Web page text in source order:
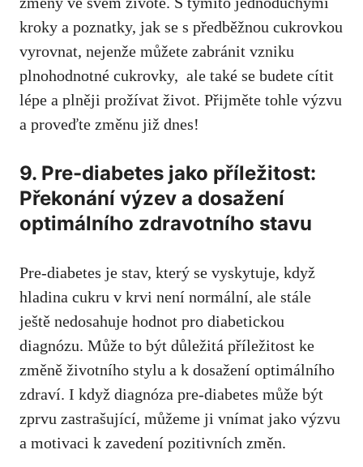
kroky ‌a poznatky, jak se s ⁣předběžnou cukrovkou
vyrovnat, nejenže ⁢můžete ⁤zabránit vzniku
plnohodnotné cukrovky, ​ ale také se budete cítit
lépe a ‍plněji prožívat ‍život.⁣ Přijměte tohle výzvu
a proveďte změnu již dnes!
9. Pre-diabetes ⁣jako příležitost:
⁤Překonání výzev a dosažení
optimálního zdravotního stavu
Pre-diabetes je stav, který se vyskytuje, když⁣
hladina⁢ cukru v krvi není normální, ⁣ale stále
ještě nedosahuje hodnot ⁤pro diabetickou
diagnózu. Může to být důležitá příležitost​ ke
změně životního⁢ stylu a k dosažení optimálního
zdraví.​ I⁤ když diagnóza pre-diabetes může‍ být
zprvu zastrašující,‍ můžeme ji vnímat⁢ jako ⁢výzvu
a motivaci k zavedení pozitivních změn.